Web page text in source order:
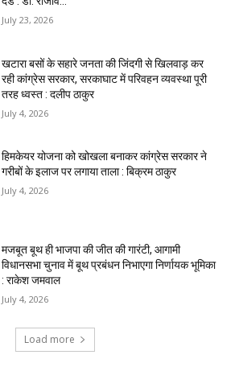
July 23, 2026
खटारा बसों के सहारे जनता की जिंदगी से खिलवाड़ कर
रही कांग्रेस सरकार, सरकाघाट में परिवहन व्यवस्था पूरी
तरह ध्वस्त : दलीप ठाकुर
July 4, 2026
हिमकेयर योजना को खोखला बनाकर कांग्रेस सरकार ने
गरीबों के इलाज पर लगाया ताला : बिक्रम ठाकुर
July 4, 2026
मजबूत बूथ ही भाजपा की जीत की गारंटी, आगामी
विधानसभा चुनाव में बूथ प्रबंधन निभाएगा निर्णायक भूमिका
: राकेश जमवाल
July 4, 2026
Load more